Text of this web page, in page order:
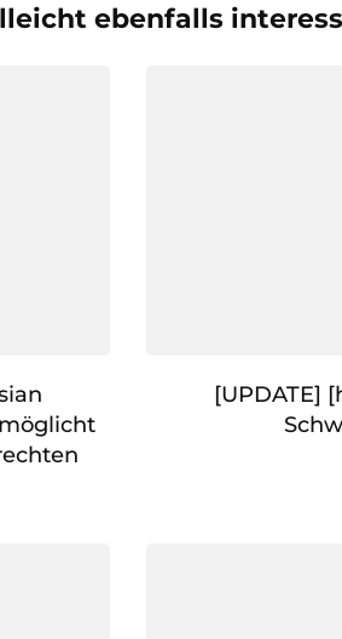
ebenfalls
[UPDATE]